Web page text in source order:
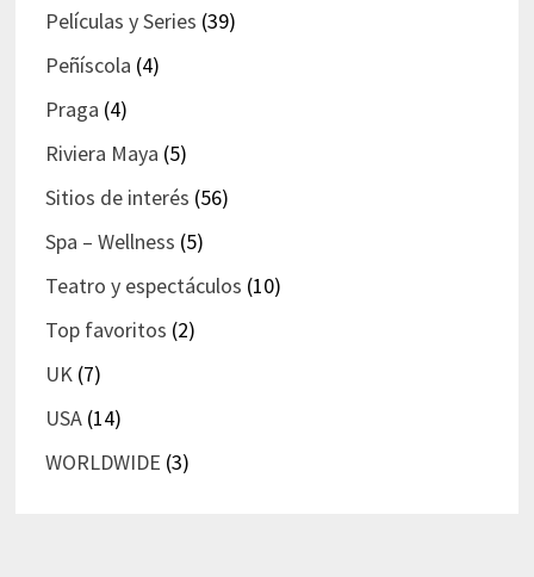
Películas y Series (39)
Peñíscola (4)
Praga (4)
Riviera Maya (5)
Sitios de interés (56)
Spa – Wellness (5)
Teatro y espectáculos (10)
Top favoritos (2)
UK(7)
USA(14)
WORLDWIDE (3)